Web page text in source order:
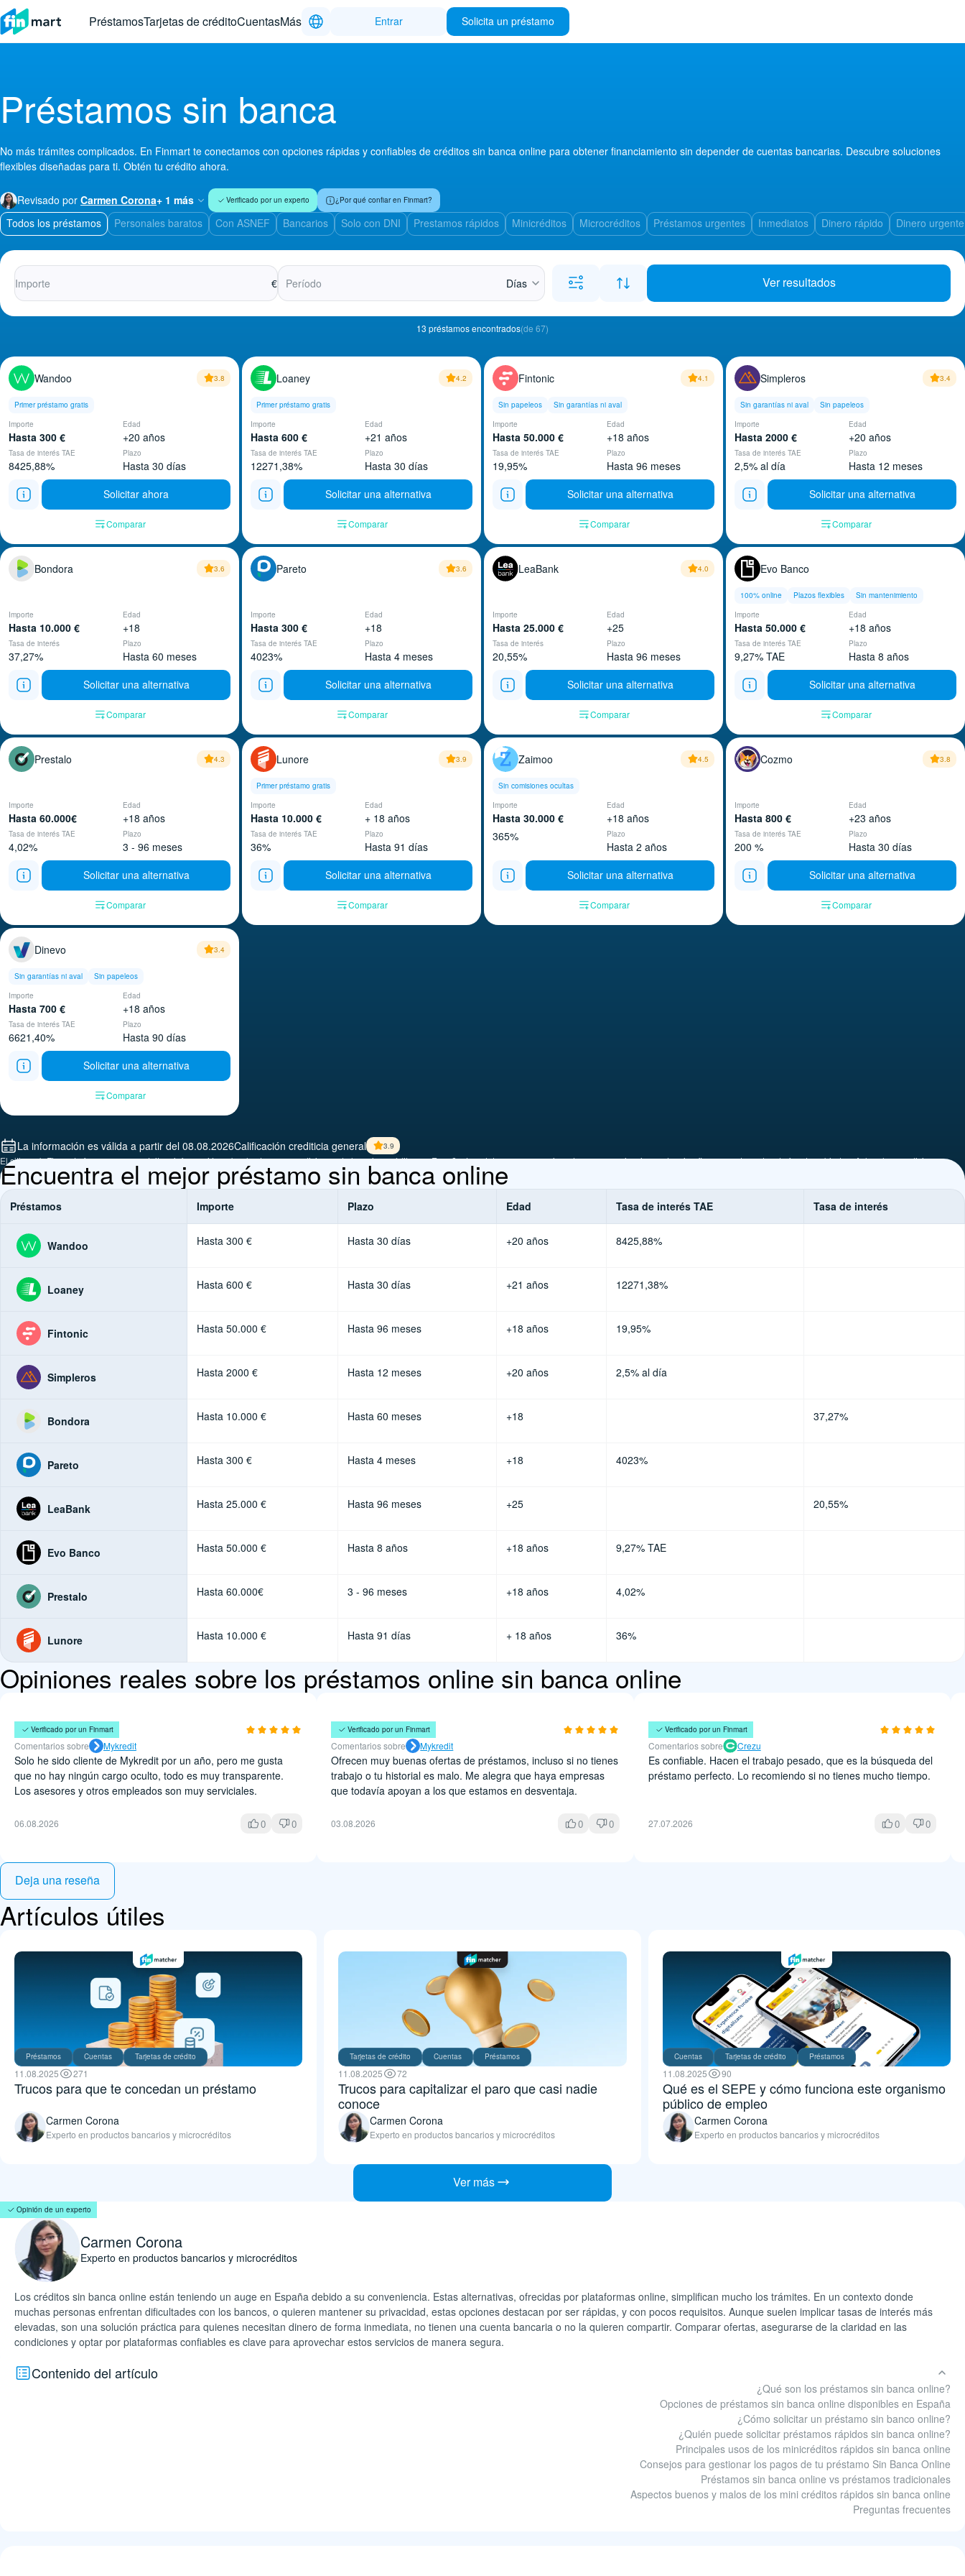
PréstamosTarjetas de créditoCuentasMás Entrar Solicita un préstamo
Préstamos sin banca
No más trámites complicados. En Finmart te conectamos con opciones rápidas y confiables de créditos sin banca online para obtener financiamiento sin depender de cuentas bancarias. Descubre soluciones
flexibles diseñadas para ti. Obtén tu crédito ahora.
Revisado por Carmen Corona+ 1 más Verificado por un experto ¿Por qué confiar en Finmart?
Todos los préstamos Personales baratos Con ASNEF Bancarios Solo con DNI Prestamos rápidos Minicréditos Microcréditos Préstamos urgentes Inmediatos Dinero rápido Dinero urgente
€ Días Ver resultados
13 préstamos encontrados(de 67)
Wandoo 3.8
Primer préstamo gratis
Importe
Hasta 300 €
Plazo
Hasta 30 días
Edad
+20 años
Tasa de interés TAE
8425,88%
Solicitar ahora
Comparar
Loaney 4.2
Primer préstamo gratis
Importe
Hasta 600 €
Plazo
Hasta 30 días
Edad
+21 años
Tasa de interés TAE
12271,38%
Solicitar una alternativa
Comparar
Fintonic 4.1
Sin papeleos
Sin garantías ni aval
Importe
Hasta 50.000 €
Plazo
Hasta 96 meses
Edad
+18 años
Tasa de interés TAE
19,95%
Solicitar una alternativa
Comparar
Simpleros 3.4
Sin garantías ni aval
Sin papeleos
Importe
Hasta 2000 €
Plazo
Hasta 12 meses
Edad
+20 años
Tasa de interés TAE
2,5% al día
Solicitar una alternativa
Comparar
Bondora 3.6
Importe
Hasta 10.000 €
Plazo
Hasta 60 meses
Edad
+18
Tasa de interés
37,27%
Solicitar una alternativa
Comparar
Pareto 3.6
Importe
Hasta 300 €
Plazo
Hasta 4 meses
Edad
+18
Tasa de interés TAE
4023%
Solicitar una alternativa
Comparar
LeaBank 4.0
Importe
Hasta 25.000 €
Plazo
Hasta 96 meses
Edad
+25
Tasa de interés
20,55%
Solicitar una alternativa
Comparar
Evo Banco
100% online Plazos flexibles
Sin mantenimiento
Importe
Hasta 50.000 €
Plazo
Hasta 8 años
Edad
+18 años
Tasa de interés TAE
9,27% TAE
Solicitar una alternativa
Comparar
Prestalo 4.3
Importe
Hasta 60.000€
Plazo
3 - 96 meses
Edad
+18 años
Tasa de interés TAE
4,02%
Solicitar una alternativa
Comparar
Lunore 3.9
Primer préstamo gratis
Importe
Hasta 10.000 €
Plazo
Hasta 91 días
Edad
+ 18 años
Tasa de interés TAE
36%
Solicitar una alternativa
Comparar
Zaimoo 4.5
Sin comisiones ocultas
Importe
Hasta 30.000 €
Plazo
Hasta 2 años
Edad
+18 años
365%
Solicitar una alternativa
Comparar
Cozmo 3.8
Importe
Hasta 800 €
Plazo
Hasta 30 días
Edad
+23 años
Tasa de interés TAE
200 %
Solicitar una alternativa
Comparar
Dinevo 3.4
Sin garantías ni aval
Sin papeleos
Importe
Hasta 700 €
Plazo
Hasta 90 días
Edad
+18 años
Tasa de interés TAE
6621,40%
Solicitar una alternativa
Comparar
La información es válida a partir del 08.08.2026Calificación crediticia general 3.9
El sitio web Finmart ofrece acceso gratuito a información sobre las tasas y condiciones de los microcréditos en España. Los datos son proporcionados por organizaciones de microfinanzas o tomados de fuentes abiertas. Aclara las condiciones
exactas contactando directamente con las organizaciones de microfinanzas.
Encuentra el mejor préstamo sin banca online
Préstamos Importe Plazo Edad Tasa de interés TAE Tasa de interés
Wandoo Hasta 300 € Hasta 30 días +20 años 8425,88%
Loaney Hasta 600 € Hasta 30 días +21 años 12271,38%
Fintonic Hasta 50.000 € Hasta 96 meses +18 años 19,95%
Simpleros Hasta 2000 € Hasta 12 meses +20 años 2,5% al día
Bondora Hasta 10.000 € Hasta 60 meses +18 37,27%
Pareto Hasta 300 € Hasta 4 meses +18 4023%
LeaBank Hasta 25.000 € Hasta 96 meses +25 20,55%
Evo Banco Hasta 50.000 € Hasta 8 años +18 años 9,27% TAE
Prestalo Hasta 60.000€ 3 - 96 meses +18 años 4,02%
Lunore Hasta 10.000 € Hasta 91 días + 18 años 36%
Opiniones reales sobre los préstamos online sin banca online
Felipe Muñoz
Comentarios sobre Mykredit
Solo he sido cliente de Mykredit por un año, pero me gusta
que no hay ningún cargo oculto, todo es muy transparente.
Los asesores y otros empleados son muy serviciales.
06.08.2026 0 0
Verificado por un Finmart Sofía Langarica
Comentarios sobre Mykredit
Ofrecen muy buenas ofertas de préstamos, incluso si no tienes
trabajo o tu historial es malo. Me alegra que haya empresas
que todavía apoyan a los que estamos en desventaja.
03.08.2026 0 0
Verificado por un Finmart Amparo Torres
Comentarios sobre Crezu
Es confiable. Hacen el trabajo pesado, que es la búsqueda del
préstamo perfecto. Lo recomiendo si no tienes mucho tiempo.
27.07.2026 0 0
Verificado por un Finmart
Deja una reseña
Artículos útiles
Préstamos Cuentas Tarjetas de crédito
11.08.2025 271
Trucos para que te concedan un préstamo
Carmen Corona
Experto en productos bancarios y microcréditos
Tarjetas de crédito Cuentas Préstamos
11.08.2025 72
Trucos para capitalizar el paro que casi nadie
conoce
Carmen Corona
Experto en productos bancarios y microcréditos
Cuentas Tarjetas de crédito Préstamos
11.08.2025 90
Qué es el SEPE y cómo funciona este organismo
público de empleo
Carmen Corona
Experto en productos bancarios y microcréditos
Ver más
Opinión de un experto
Carmen Corona
Experto en productos bancarios y microcréditos
Los créditos sin banca online están teniendo un auge en España debido a su conveniencia. Estas alternativas, ofrecidas por plataformas online, simplifican mucho los trámites. En un contexto donde
muchas personas enfrentan dificultades con los bancos, o quieren mantener su privacidad, estas opciones destacan por ser rápidas, y con pocos requisitos. Aunque suelen implicar tasas de interés más
elevadas, son una solución práctica para quienes necesitan dinero de forma inmediata, no tienen una cuenta bancaria o no la quieren compartir. Comparar ofertas, asegurarse de la claridad en las
condiciones y optar por plataformas confiables es clave para aprovechar estos servicios de manera segura.
Contenido del artículo
¿Qué son los préstamos sin banca online?
Opciones de préstamos sin banca online disponibles en España
¿Cómo solicitar un préstamo sin banco online?
¿Quién puede solicitar préstamos rápidos sin banca online?
Principales usos de los minicréditos rápidos sin banca online
Consejos para gestionar los pagos de tu préstamo Sin Banca Online
Préstamos sin banca online vs préstamos tradicionales
Aspectos buenos y malos de los mini créditos rápidos sin banca online
Preguntas frecuentes